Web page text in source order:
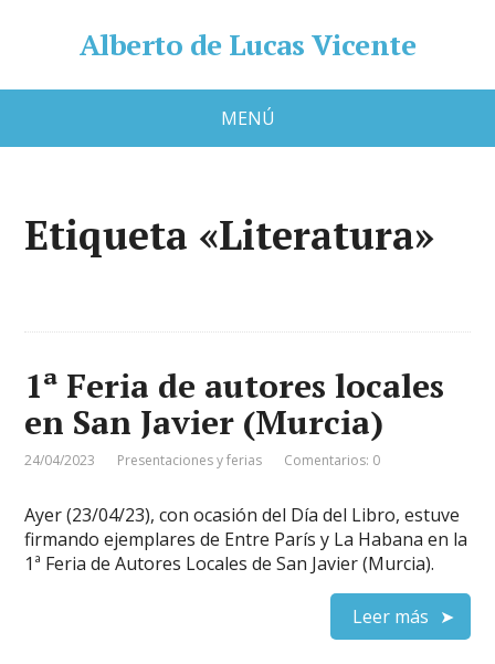
Alberto de Lucas Vicente
MENÚ
Etiqueta «Literatura»
1ª Feria de autores locales
en San Javier (Murcia)
24/04/2023 Presentaciones y ferias Comentarios: 0
Ayer (23/04/23), con ocasión del Día del Libro, estuve
firmando ejemplares de Entre París y La Habana en la
1ª Feria de Autores Locales de San Javier (Murcia).
Leer más